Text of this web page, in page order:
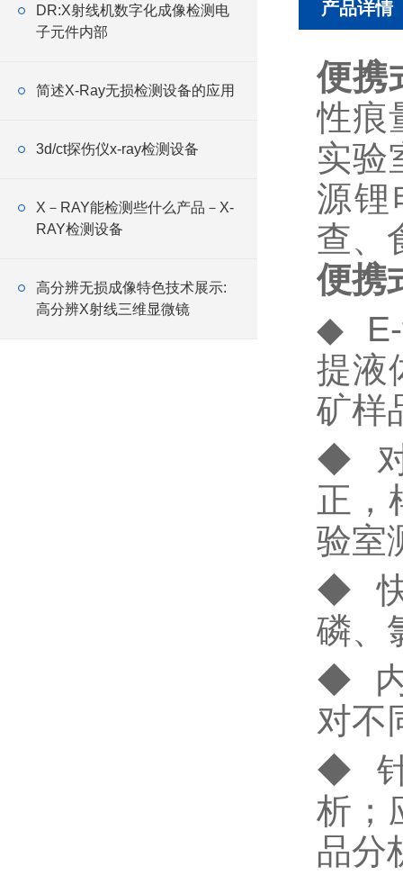
DR:X射线机数字化成像检测电
子元件内部
简述X-Ray无损检测设备的应用
3d/ct探伤仪x-ray检测设备
X－RAY能检测些什么产品－X-
RAY检测设备
高分辨无损成像特色技术展示:
高分辨X射线三维显微镜
产品详情
便携
性痕
实验
源锂
查、
便携
◆ E-
提液
矿样
◆ 对
正，
验室
◆ 快
磷、
◆ 内
对不
◆ 针
析；
品分